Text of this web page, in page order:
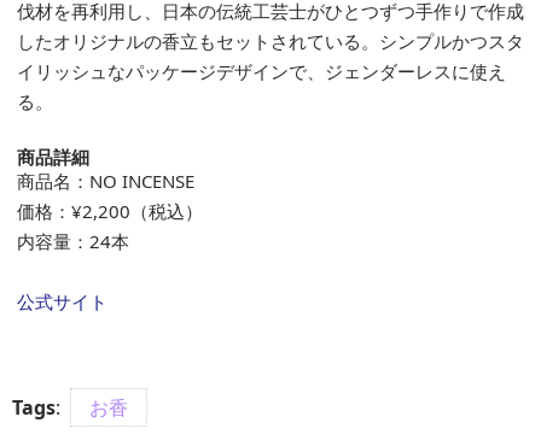
伐材を再利用し、日本の伝統工芸士がひとつずつ手作りで作成
したオリジナルの香立もセットされている。シンプルかつスタ
イリッシュなパッケージデザインで、ジェンダーレスに使え
る。
商品詳細
商品名：NO INCENSE
価格：¥2,200（税込）
内容量：24本
公式サイト
Tags: お香